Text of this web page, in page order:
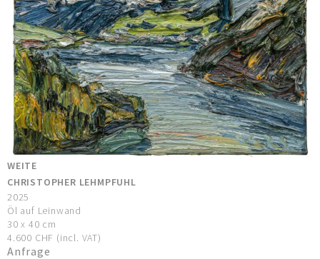
WEITE
CHRISTOPHER LEHMPFUHL
2025
Öl auf Leinwand
30 x 40 cm
4.600 CHF (incl. VAT)
Anfrage